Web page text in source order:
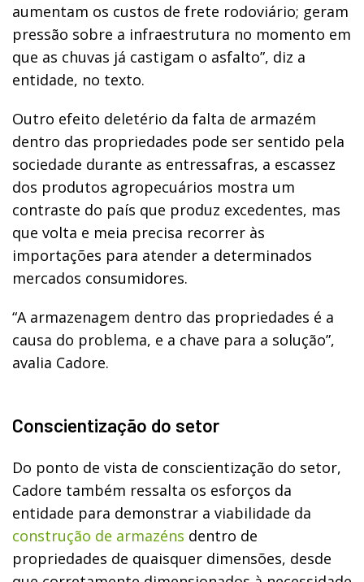
aumentam os custos de frete rodoviário; geram
pressão sobre a infraestrutura no momento em
que as chuvas já castigam o asfalto”, diz a
entidade, no texto.
Outro efeito deletério da falta de armazém
dentro das propriedades pode ser sentido pela
sociedade durante as entressafras, a escassez
dos produtos agropecuários mostra um
contraste do país que produz excedentes, mas
que volta e meia precisa recorrer às
importações para atender a determinados
mercados consumidores.
“A armazenagem dentro das propriedades é a
causa do problema, e a chave para a solução”,
avalia Cadore.
Conscientização do setor
Do ponto de vista de conscientização do setor,
Cadore também ressalta os esforços da
entidade para demonstrar a viabilidade da
construção de armazéns dentro de
propriedades de quaisquer dimensões, desde